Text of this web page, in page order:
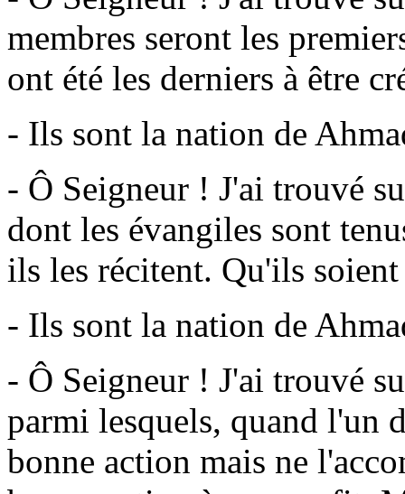
membres seront les
ont été les derniers à être
- Ils sont la nation de
- Ô Seigneur ! J'ai trouvé
dont les évangiles sont
ils les récitent. Qu'ils
- Ils sont la nation de
- Ô Seigneur ! J'ai trouvé
parmi lesquels, quand l'un
bonne action mais ne